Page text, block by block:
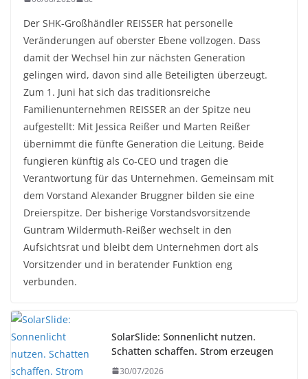
Der SHK-Großhändler REISSER hat personelle
Veränderungen auf oberster Ebene vollzogen. Dass
damit der Wechsel hin zur nächsten Generation
gelingen wird, davon sind alle Beteiligten überzeugt.
Zum 1. Juni hat sich das traditionsreiche
Familienunternehmen REISSER an der Spitze neu
aufgestellt: Mit Jessica Reißer und Marten Reißer
übernimmt die fünfte Generation die Leitung. Beide
fungieren künftig als Co-CEO und tragen die
Verantwortung für das Unternehmen. Gemeinsam mit
dem Vorstand Alexander Bruggner bilden sie eine
Dreierspitze. Der bisherige Vorstandsvorsitzende
Guntram Wildermuth-Reißer wechselt in den
Aufsichtsrat und bleibt dem Unternehmen dort als
Vorsitzender und in beratender Funktion eng
verbunden.
SolarSlide: Sonnenlicht nutzen.
Schatten schaffen. Strom erzeugen
30/07/2026